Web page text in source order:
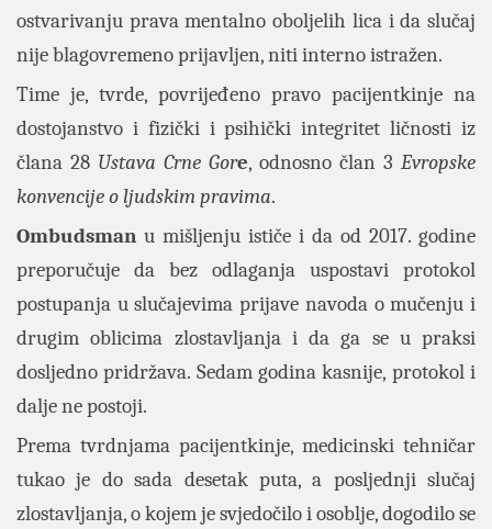
ostvarivanju prava mentalno oboljelih lica i da slučaj
nije blagovremeno prijavljen, niti interno istražen.
Time je, tvrde, povrijeđeno pravo pacijentkinje na
dostojanstvo i fizički i psihički integritet ličnosti iz
člana 28 Ustava Crne Gore, odnosno član 3 Evropske
konvencije o ljudskim pravima.
Ombudsman u mišljenju ističe i da od 2017. godine
preporučuje da bez odlaganja uspostavi protokol
postupanja u slučajevima prijave navoda o mučenju i
drugim oblicima zlostavljanja i da ga se u praksi
dosljedno pridržava. Sedam godina kasnije, protokol i
dalje ne postoji.
Prema tvrdnjama pacijentkinje, medicinski tehničar
tukao je do sada desetak puta, a posljednji slučaj
zlostavljanja, o kojem je svjedočilo i osoblje, dogodilo se